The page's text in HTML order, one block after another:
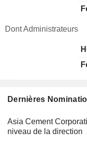
Dernières
Asia Cement
niveau de la direction
Dont Administrateurs